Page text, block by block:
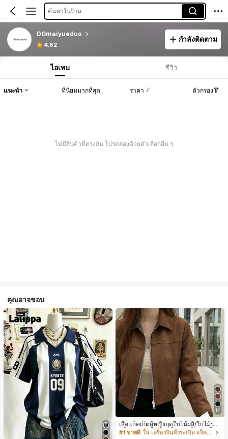
ค้นหาในร้าน
DGmaiyueduo
4.62
กำลังติดตาม
ไอเทม รีวิว
แนะนำ ที่นิยมมากที่สุด ราคา ตัวกรอง
ไม่มีสินค้าที่ตรงกัน โปรดลองด้วยตัวเลือกอื่น ๆ
คุณอาจชอบ
17
เสื้อแจ็คเก็ตผู้หญิงฤดูใบไม้ผลิ/ใบไม้ร่วง
สีพื้น หนังเทียม สไตล์ปกคอเสื้อ ซิปขึ้น
#1 ขายดี
ใน เครื่องบินทิ้งระเบิด แจ็คเก็ตผู้หญิง